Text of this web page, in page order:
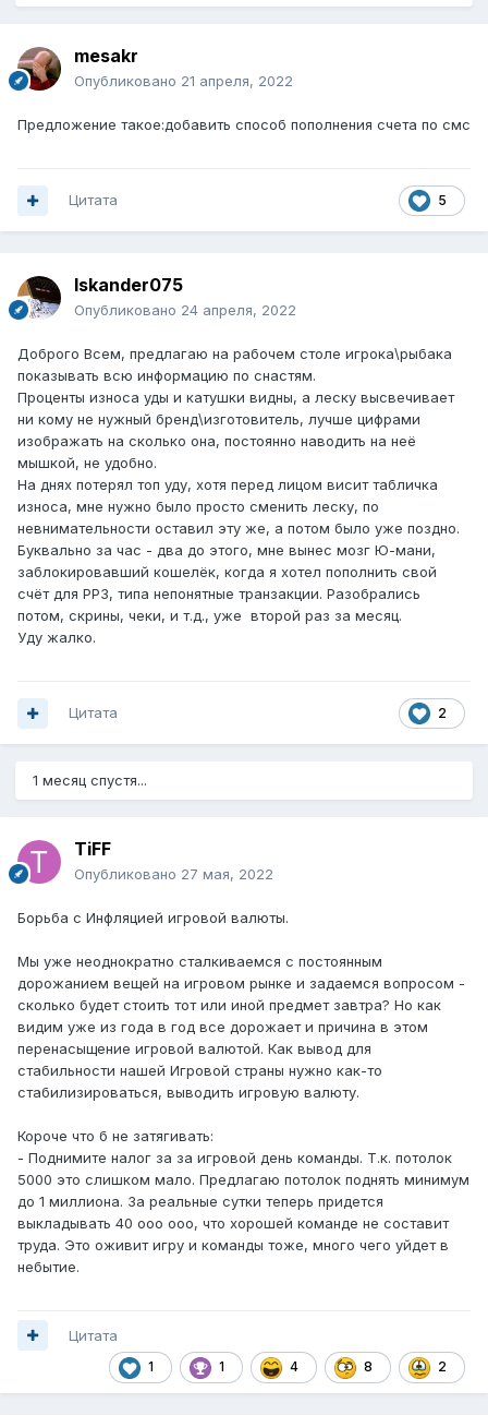
mesakr
Опубликовано 21 апреля, 2022
Предложение такое:добавить способ пополнения счета по смс
5
Цитата
Iskander075
Опубликовано 24 апреля, 2022
Доброго Всем, предлагаю на рабочем столе игрока\рыбака
показывать всю информацию по снастям.
Проценты износа уды и катушки видны, а леску высвечивает
ни кому не нужный бренд\изготовитель, лучше цифрами
изображать на сколько она, постоянно наводить на неё
мышкой, не удобно.
На днях потерял топ уду, хотя перед лицом висит табличка
износа, мне нужно было просто сменить леску, по
невнимательности оставил эту же, а потом было уже поздно.
Буквально за час - два до этого, мне вынес мозг Ю-мани,
заблокировавший кошелёк, когда я хотел пополнить свой
счёт для РР3, типа непонятные транзакции. Разобрались
потом, скрины, чеки, и т.д., уже второй раз за месяц.
Уду жалко.
2
Цитата
1 месяц спустя...
TiFF
Опубликовано 27 мая, 2022
Борьба с Инфляцией игровой валюты.
Мы уже неоднократно сталкиваемся с постоянным
дорожанием вещей на игровом рынке и задаемся вопросом -
сколько будет стоить тот или иной предмет завтра? Но как
видим уже из года в год все дорожает и причина в этом
перенасыщение игровой валютой. Как вывод для
стабильности нашей Игровой страны нужно как-то
стабилизироваться, выводить игровую валюту.
Короче что б не затягивать:
- Поднимите налог за за игровой день команды. Т.к. потолок
5000 это слишком мало. Предлагаю потолок поднять минимум
до 1 миллиона. За реальные сутки теперь придется
выкладывать 40 ооо ооо, что хорошей команде не составит
труда. Это оживит игру и команды тоже, много чего уйдет в
небытие.
1 1 4 8 2
Цитата